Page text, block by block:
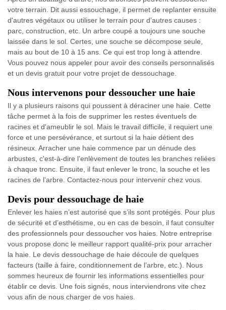
votre terrain. Dit aussi essouchage, il permet de replanter ensuite
d'autres végétaux ou utiliser le terrain pour d’autres causes :
parc, construction, etc. Un arbre coupé a toujours une souche
laissée dans le sol. Certes, une souche se décompose seule,
mais au bout de 10 à 15 ans. Ce qui est trop long à attendre.
Vous pouvez nous appeler pour avoir des conseils personnalisés
et un devis gratuit pour votre projet de dessouchage.
Nous intervenons pour dessoucher une haie
Il y a plusieurs raisons qui poussent à déraciner une haie. Cette
tâche permet à la fois de supprimer les restes éventuels de
racines et d'ameublir le sol. Mais le travail difficile, il requiert une
force et une persévérance, et surtout si la haie détient des
résineux. Arracher une haie commence par un dénude des
arbustes, c'est-à-dire l’enlèvement de toutes les branches reliées
à chaque tronc. Ensuite, il faut enlever le tronc, la souche et les
racines de l’arbre. Contactez-nous pour intervenir chez vous.
Devis pour dessouchage de haie
Enlever les haies n’est autorisé que s’ils sont protégés. Pour plus
de sécurité et d’esthétisme, ou en cas de besoin, il faut consulter
des professionnels pour dessoucher vos haies. Notre entreprise
vous propose donc le meilleur rapport qualité-prix pour arracher
la haie. Le devis dessouchage de haie découle de quelques
facteurs (taille à faire, conditionnement de l’arbre, etc.). Nous
sommes heureux de fournir les informations essentielles pour
établir ce devis. Une fois signés, nous interviendrons vite chez
vous afin de nous charger de vos haies.